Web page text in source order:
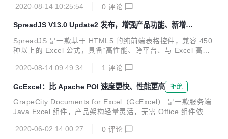
el 模板加入了更多全新功能 支持将数字签名添加到 Excel 工
增加了与纯前端表格控件 SpreadJS 的产品兼容性 在列举Gc
Excel V3.0 Update2的新特性之前，请下载最新安装程序，以
便同步体验！ >>服务端表格组件 GcExcel 下载地址 为生成的
2020-08-14 10:25:54 0 评论
SpreadJS V13.0 Update2 发布，增强产品功能、新增 V
ue 等框架的示例代码
SpreadJS 是一款基于 HTML5 的纯前端表格控件，兼容 450
种以上的 Excel 公式，具备“高性能、跨平台、与 Excel 高度
产品”。 伴随着SpreadJS V13.0 Update2 的正式发布，其图
表、排序、形状等功能进一步增强。同时，针对重要的产品资
源，SpreadJS还在『学习指南』中增加了React、Vue、Ang
ular框架的示例代码，具体内容见下方说明： 在『学习指南』
中增加 React、Vue、Angular 框架示例代码 图表系列数据标
允许旋...
2020-08-14 09:49:34 1 评论
GcExcel：比 Apache POI 速度更快、性能更高 拒绝
GrapeCity Documents for Excel（GcExcel） 是一款服务端
Java Excel 组件，产品架构轻量灵活，无需 Office 组件依
据可视化效果，实现类 Excel 的功能布局、数据分析和交互；
2020-06-02 14:00:27 0 评论